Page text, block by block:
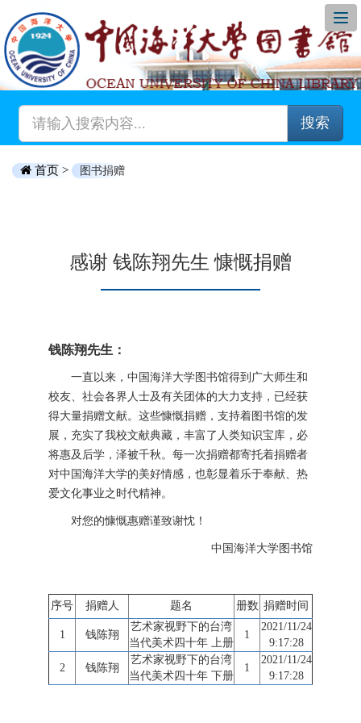
搜索
首页 > 图书捐赠
感谢 钱陈翔先生 慷慨捐赠
钱陈翔先生：
一直以来，中国海洋大学图书馆得到广大师生和
校友、社会各界人士及有关团体的大力支持，已经获
得大量捐赠文献。这些慷慨捐赠，支持着图书馆的发
展，充实了我校文献典藏，丰富了人类知识宝库，必
将惠及后学，泽被千秋。每一次捐赠都寄托着捐赠者
对中国海洋大学的美好情感，也彰显着乐于奉献、热
爱文化事业之时代精神。
对您的慷慨惠赠谨致谢忱！
中国海洋大学图书馆
序号 捐赠人 题名 册数 捐赠时间
1 钱陈翔
艺术家视野下的台湾
当代美术四十年 上册
1
2021/11/24
9:17:28
2 钱陈翔
艺术家视野下的台湾
当代美术四十年 下册
1
2021/11/24
9:17:28